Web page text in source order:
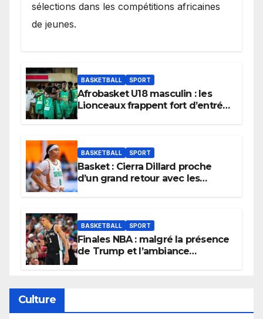
sélections dans les compétitions africaines
de jeunes.
BASKETBALL SPORT
Afrobasket U18 masculin : les
Lionceaux frappent fort d’entrée
BASKETBALL SPORT
Basket : Cierra Dillard proche
d’un grand retour avec les
BASKETBALL SPORT
Finales NBA : malgré la présence
de Trump et l’ambiance
Culture